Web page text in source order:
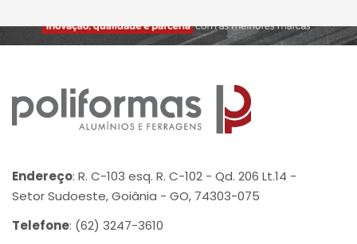
Endereço: R. C-103 esq. R. C-102 - Qd. 206 Lt.14 -
Setor Sudoeste, Goiânia - GO, 74303-075
Telefone: (62) 3247-3610